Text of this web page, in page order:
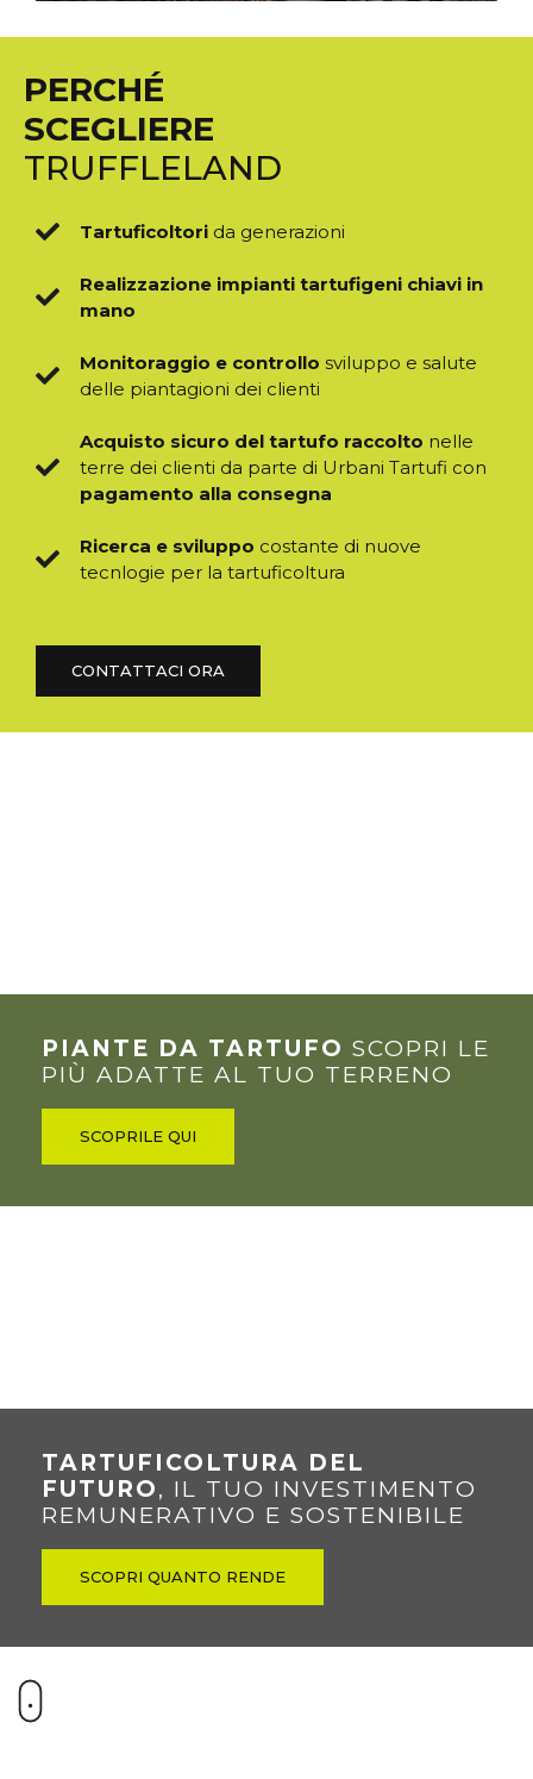
PERCHÉ
SCEGLIERE
TRUFFLELAND
Tartuficoltori da generazioni
Realizzazione impianti tartufigeni chiavi in
mano
Monitoraggio e controllo sviluppo e salute
delle piantagioni dei clienti
Acquisto sicuro del tartufo raccolto nelle
terre dei clienti da parte di Urbani Tartufi con
pagamento alla consegna
Ricerca e sviluppo costante di nuove
tecnlogie per la tartuficoltura
CONTATTACI ORA
PIANTE DA TARTUFO SCOPRI LE
PIÙ ADATTE AL TUO TERRENO
SCOPRILE QUI
TARTUFICOLTURA DEL
FUTURO, IL TUO INVESTIMENTO
REMUNERATIVO E SOSTENIBILE
SCOPRI QUANTO RENDE